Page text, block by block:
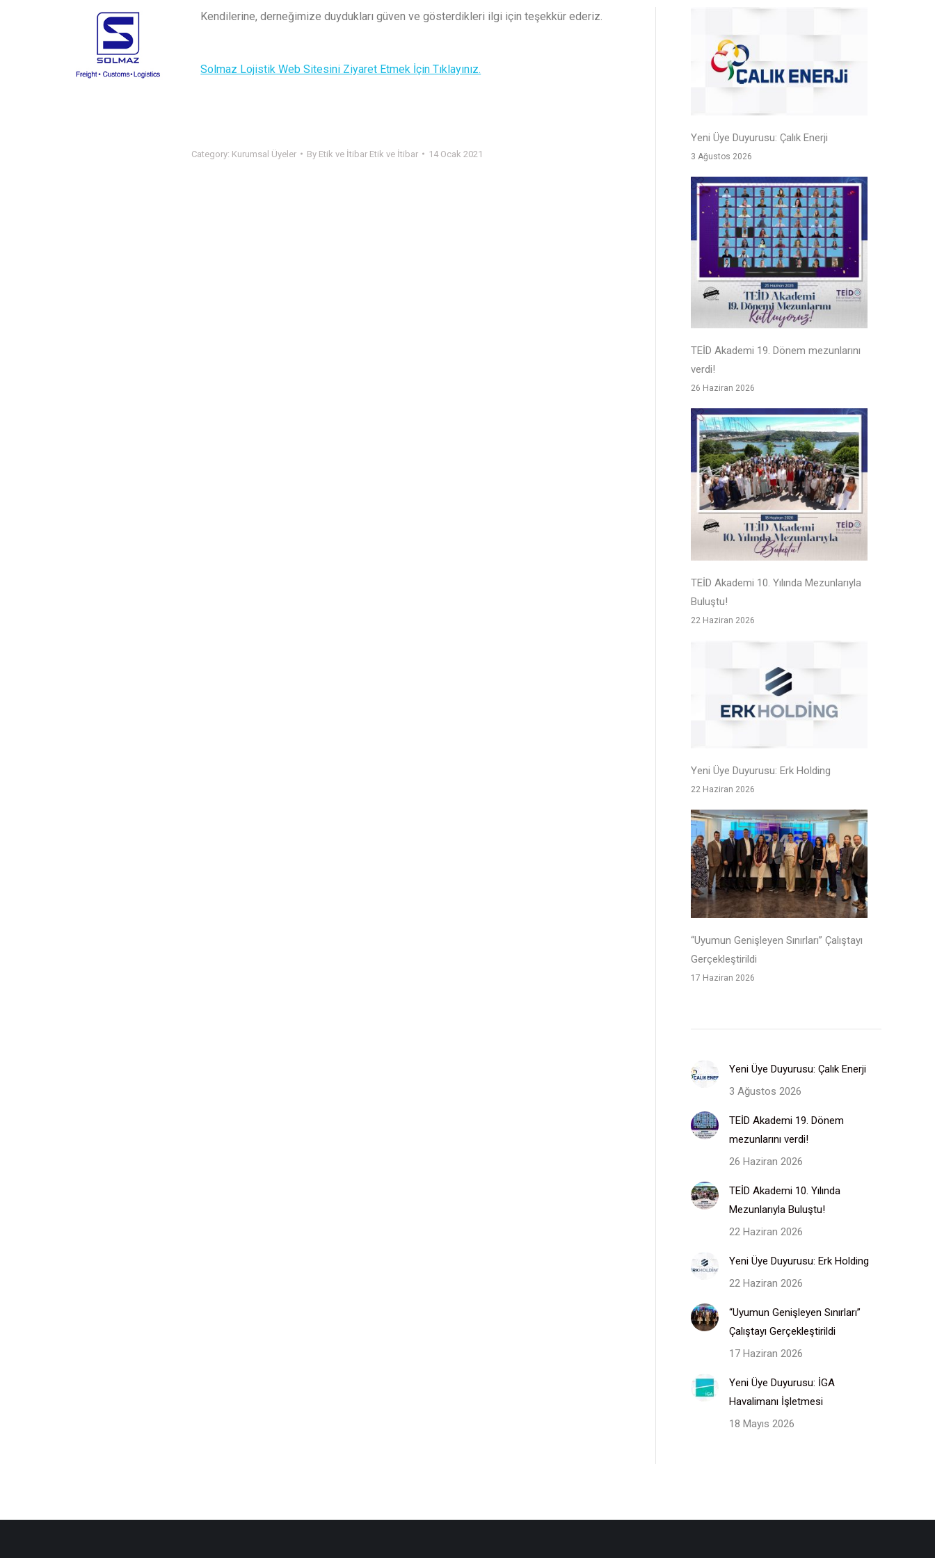
Kendilerine, derneğimize duydukları güven ve gösterdikleri ilgi için teşekkür ederiz.
Solmaz Lojistik Web Sitesini Ziyaret Etmek İçin Tıklayınız.
Category: Kurumsal Üyeler By Etik ve İtibar Etik ve İtibar 14 Ocak 2021
Yeni Üye Duyurusu: Çalık Enerji
3 Ağustos 2026
TEİD Akademi 19. Dönem mezunlarını
verdi!
26 Haziran 2026
TEİD Akademi 10. Yılında Mezunlarıyla
Buluştu!
22 Haziran 2026
Yeni Üye Duyurusu: Erk Holding
22 Haziran 2026
“Uyumun Genişleyen Sınırları” Çalıştayı
Gerçekleştirildi
17 Haziran 2026
Yeni Üye Duyurusu: Çalık Enerji
3 Ağustos 2026
TEİD Akademi 19. Dönem
mezunlarını verdi!
26 Haziran 2026
TEİD Akademi 10. Yılında
Mezunlarıyla Buluştu!
22 Haziran 2026
Yeni Üye Duyurusu: Erk Holding
22 Haziran 2026
“Uyumun Genişleyen Sınırları”
Çalıştayı Gerçekleştirildi
17 Haziran 2026
Yeni Üye Duyurusu: İGA
Havalimanı İşletmesi
18 Mayıs 2026